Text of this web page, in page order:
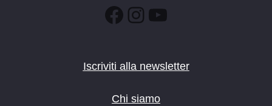
Facebook
Instagram
YouTube
Iscriviti alla newsletter
Chi siamo